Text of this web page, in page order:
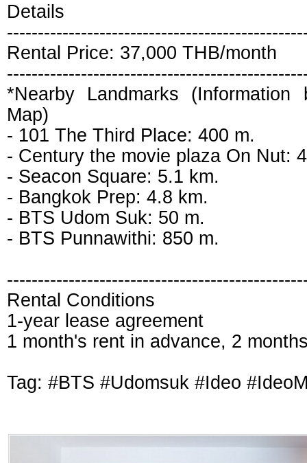
Details
Rental Price: 37,000 THB/month
*Nearby Landmarks (Information
Map)
- 101 The Third Place: 400 m.
- Century the movie plaza On Nut:
- Seacon Square: 5.1 km.
- Bangkok Prep: 4.8 km.
- BTS Udom Suk: 50 m.
- BTS Punnawithi: 850 m.
Rental Conditions
1-year lease agreement
1 month's rent in advance, 2
Tag: #BTS #Udomsuk #Ideo